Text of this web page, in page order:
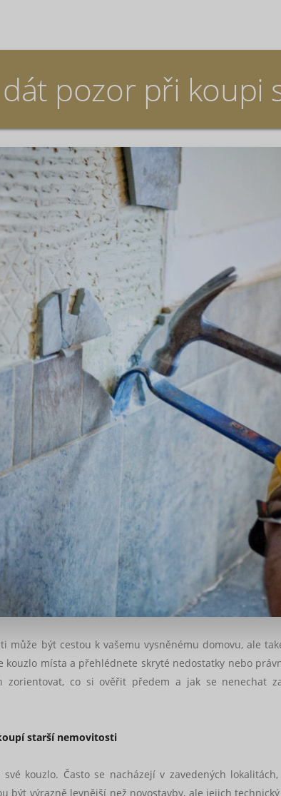
pozor při koupi
může být cestou k vašemu vysněnému domovu, ale
kouzlo místa a přehlédnete skryté nedostatky nebo
zorientovat, co si ověřit předem a jak se nenechat
starší nemovitosti
kouzlo. Často se nacházejí v zavedených
být výrazně levnější než novostavby, ale jejich